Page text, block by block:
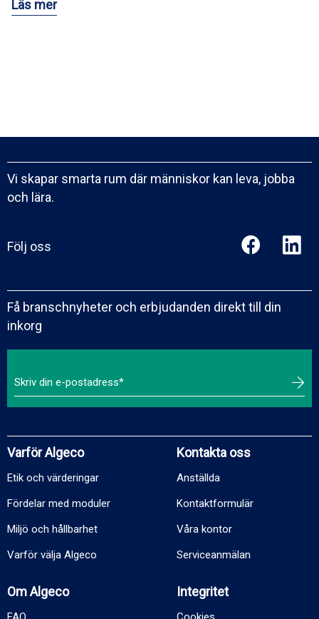
Läs mer
Vi skapar smarta rum där människor kan leva, jobba
och lära.
Följ oss
Få branschnyheter och erbjudanden direkt till din
inkorg
Varför Algeco
Etik och värderingar
Fördelar med moduler
Miljö och hållbarhet
Varför välja Algeco
Kontakta oss
Anställda
Kontaktformulär
Våra kontor
Serviceanmälan
Om Algeco Integritet